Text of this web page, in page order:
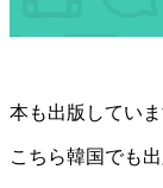
本も出版していま
こちら韓国でも